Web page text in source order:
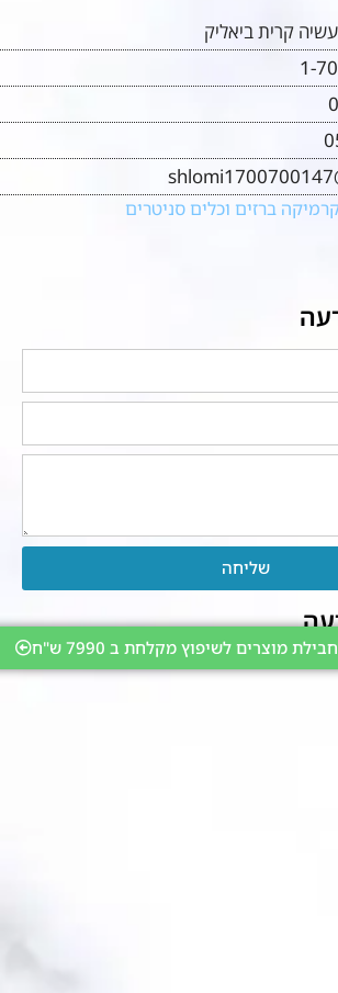
מוצרים לשיפוץ מקלחת ב 7990 ש"ח
1-
ברזים וכלים סניטרים
שליחה